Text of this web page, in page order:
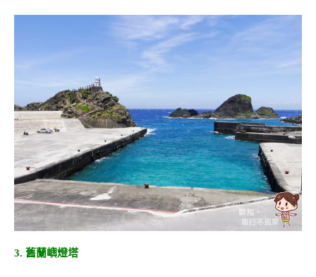
3. 舊蘭嶼燈塔